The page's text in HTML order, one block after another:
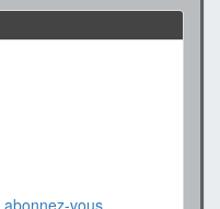
abonnez-vous.